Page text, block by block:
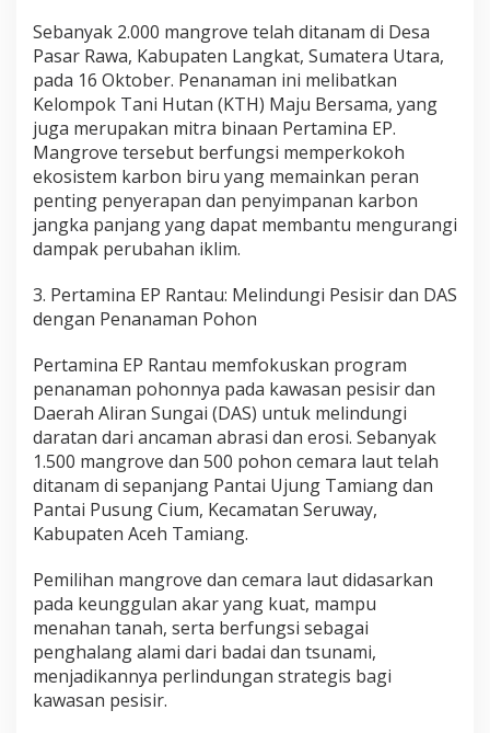
Sebanyak 2.000 mangrove telah ditanam di Desa
Pasar Rawa, Kabupaten Langkat, Sumatera Utara,
pada 16 Oktober. Penanaman ini melibatkan
Kelompok Tani Hutan (KTH) Maju Bersama, yang
juga merupakan mitra binaan Pertamina EP.
Mangrove tersebut berfungsi memperkokoh
ekosistem karbon biru yang memainkan peran
penting penyerapan dan penyimpanan karbon
jangka panjang yang dapat membantu mengurangi
dampak perubahan iklim.
3. Pertamina EP Rantau: Melindungi Pesisir dan DAS
dengan Penanaman Pohon
Pertamina EP Rantau memfokuskan program
penanaman pohonnya pada kawasan pesisir dan
Daerah Aliran Sungai (DAS) untuk melindungi
daratan dari ancaman abrasi dan erosi. Sebanyak
1.500 mangrove dan 500 pohon cemara laut telah
ditanam di sepanjang Pantai Ujung Tamiang dan
Pantai Pusung Cium, Kecamatan Seruway,
Kabupaten Aceh Tamiang.
Pemilihan mangrove dan cemara laut didasarkan
pada keunggulan akar yang kuat, mampu
menahan tanah, serta berfungsi sebagai
penghalang alami dari badai dan tsunami,
menjadikannya perlindungan strategis bagi
kawasan pesisir.